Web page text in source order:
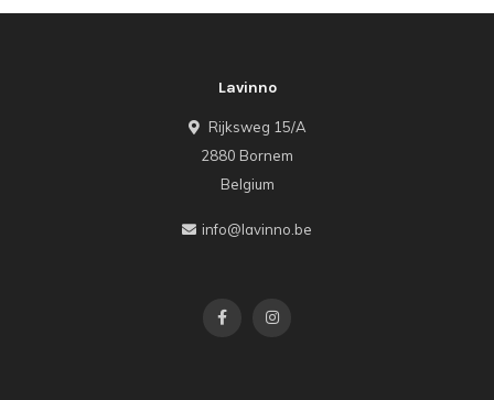
Lavinno
Rijksweg 15/A
2880 Bornem
Belgium
info@lavinno.be